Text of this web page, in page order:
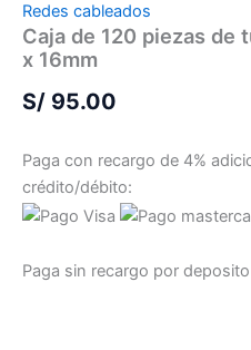
Redes cableados
Caja de 120 piezas de
x 16mm
S/ 95.00
Paga con recargo de 4%
crédito/débito:
Paga sin recargo por